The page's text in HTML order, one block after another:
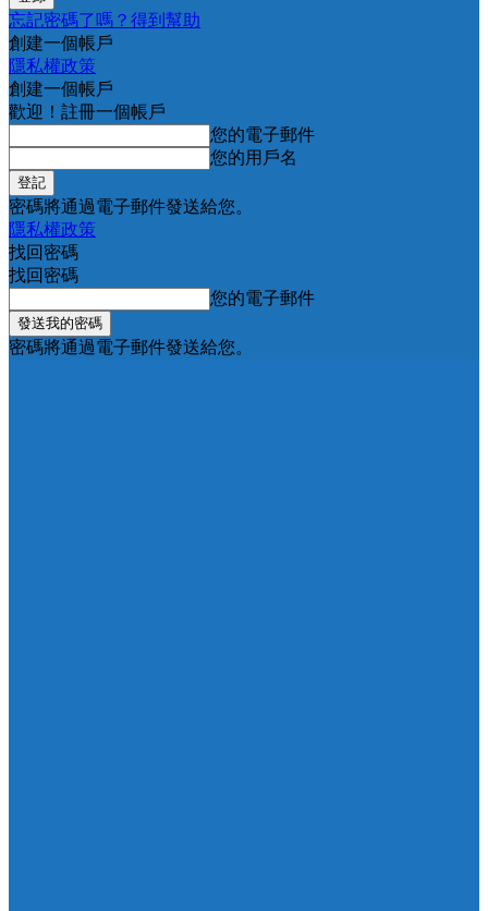
忘記密碼了嗎？得到幫助
創建一個帳戶
隱私權政策
創建一個帳戶
歡迎！註冊一個帳戶
您的電子郵件
您的用戶名
密碼將通過電子郵件發送給您。
隱私權政策
找回密碼
找回密碼
您的電子郵件
密碼將通過電子郵件發送給您。